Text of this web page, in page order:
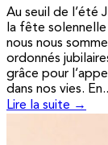
Au seuil de l’été
la fête
nous nous
ordonnés
grâce pour
dans nos vies.
Lire la suite →